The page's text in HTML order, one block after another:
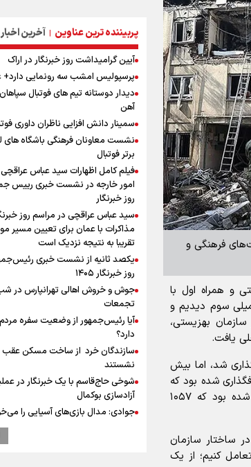
فرهنگی و
و همراه اول با
سوم دیدیم و
بهزیستی،
واحد مسکونی هدفگذاری شد، اما بیش
تامین ۴۸۰۰ جهیزیه هدفگذاری شده بود که
۲۵۱۸ جهیزیه تامین شد. همچنین تامین ۲۰۱۴ ویلچر هدف‌گذاری شده بود که ۱۰۵۷
ساختار سازمان
کنیم؛ از یک
پربیننده ترین عناوین | آخرین اخبار
آیین گرامیداشت روز خبرنگار در اراک
پرسپولیس امشب سه رونمایی
دیدار دوستانه تیم های فوتبال
آهن
سمینار دانش افزایی ناظران داوری
نشست معاونان فرهنگی باشگاه های
برتر فوتبال
فیلم کامل اظهارات سید عباس عراقچی
امور خارجه در نشست خبری رییس
روز خبرنگار
سید عباس عراقچی در مراسم روز
مذاکرات با عمان برای تعیین مسیر
تقریبا به نتیجه نزدیک است
یکصد ثانیه از نشست خبری
روز خبرنگار ۱۴۰۵
تجمعات
آیا رئیس‌جمهور از وضعیت سفره
دارد؟
سازندگان خرد از ساخت مسکن عقب
نشستند
شوخی حاج‌قاسم با یک خبرنگار در
آزادسازی بوکمال
جوادی: مدال بازی‌های آسیایی را
بهداد سلیمی شرایط ورزشکار را درک
ابوباقر، جانشین فرمانده نیروی